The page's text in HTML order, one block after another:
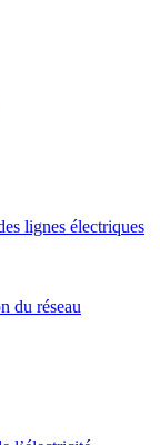
lignes électriques
du réseau